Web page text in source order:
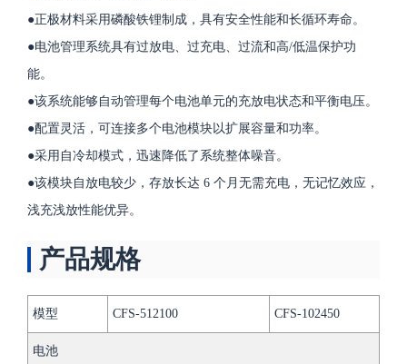
●正极材料采用磷酸铁锂制成，具有安全性能和长循环寿命。
●电池管理系统具有过放电、过充电、过流和高/低温保护功
能。
●该系统能够自动管理每个电池单元的充放电状态和平衡电压。
●配置灵活，可连接多个电池模块以扩展容量和功率。
●采用自冷却模式，迅速降低了系统整体噪音。
●该模块自放电较少，存放长达 6 个月无需充电，无记忆效应，
浅充浅放性能优异。
产品规格
模型 CFS-512100 CFS-102450
电池